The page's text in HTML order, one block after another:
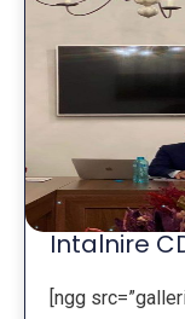
Intalnire
[ngg